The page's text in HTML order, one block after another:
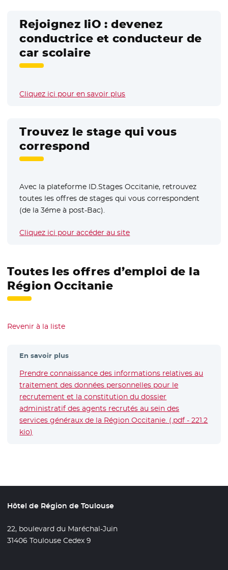
Rejoignez liO : devenez
conductrice et conducteur de
car scolaire
Cliquez ici pour en savoir plus
Trouvez le stage qui vous
correspond
Avec la plateforme ID.Stages Occitanie, retrouvez
toutes les offres de stages qui vous correspondent
(de la 3éme à post-Bac).
Cliquez ici pour accéder au site
Toutes les offres d’emploi de la
Région Occitanie
Revenir à la liste
En savoir plus
Prendre connaissance des informations relatives au
traitement des données personnelles pour le
recrutement et la constitution du dossier
administratif des agents recrutés au sein des
services généraux de la Région Occitanie. (.pdf - 221.2
kio)
Hôtel de Région de Toulouse
22, boulevard du Maréchal-Juin
31406 Toulouse Cedex 9